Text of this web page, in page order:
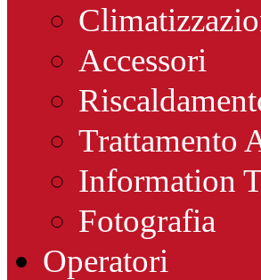
Accessori
Trattamento
Information
Fotografia
Operatori